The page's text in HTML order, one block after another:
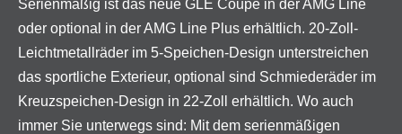
Serienmäßig ist das neue GLE Coupé in der AMG Line
oder optional in der AMG Line Plus erhältlich. 20-Zoll-
Leichtmetallräder im 5-Speichen-Design unterstreichen
das sportliche Exterieur, optional sind Schmiederäder im
Kreuzspeichen-Design in 22-Zoll erhältlich. Wo auch
immer Sie unterwegs sind: Mit dem serienmäßigen